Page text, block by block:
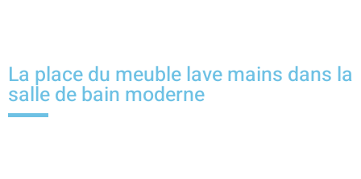
La place du meuble lave mains dans la
salle de bain moderne